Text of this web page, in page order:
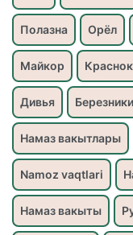
Полазна Орёл
Майкор
Дивья Березники
Намаз вакытлары
Namoz vaqtlari
Намаз вакыты